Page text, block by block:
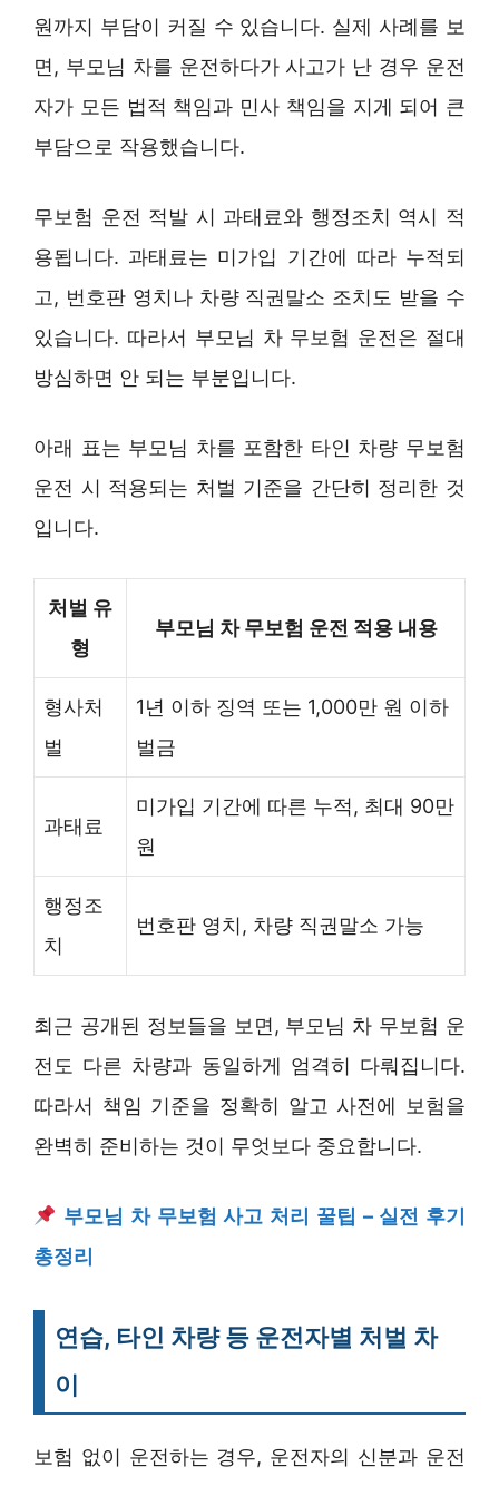
원까지 부담이 커질 수 있습니다. 실제 사례를 보
면, 부모님 차를 운전하다가 사고가 난 경우 운전
자가 모든 법적 책임과 민사 책임을 지게 되어 큰
부담으로 작용했습니다.
무보험 운전 적발 시 과태료와 행정조치 역시 적
용됩니다. 과태료는 미가입 기간에 따라 누적되
고, 번호판 영치나 차량 직권말소 조치도 받을 수
있습니다. 따라서 부모님 차 무보험 운전은 절대
방심하면 안 되는 부분입니다.
아래 표는 부모님 차를 포함한 타인 차량 무보험
운전 시 적용되는 처벌 기준을 간단히 정리한 것
입니다.
처벌 유
형
부모님 차 무보험 운전 적용 내용
형사처
벌
1년 이하 징역 또는 1,000만 원 이하
벌금
과태료
미가입 기간에 따른 누적, 최대 90만
원
행정조
치
번호판 영치, 차량 직권말소 가능
최근 공개된 정보들을 보면, 부모님 차 무보험 운
전도 다른 차량과 동일하게 엄격히 다뤄집니다.
따라서 책임 기준을 정확히 알고 사전에 보험을
완벽히 준비하는 것이 무엇보다 중요합니다.
부모님 차 무보험 사고 처리 꿀팁 – 실전 후기
총정리
연습, 타인 차량 등 운전자별 처벌 차
이
보험 없이 운전하는 경우, 운전자의 신분과 운전